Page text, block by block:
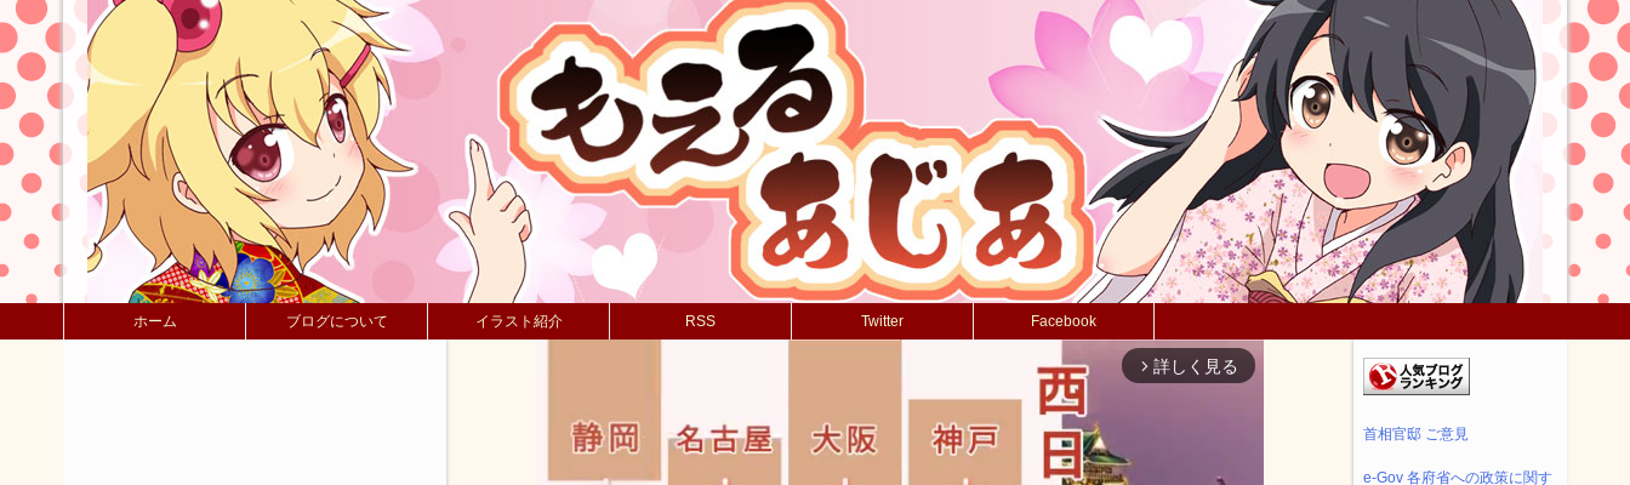
ホーム ブログについて イラスト紹介 RSS Twitter Facebook
arrow_forward_ios 詳しく見る
首相官邸 ご意見
e-Gov 各府省への政策に関す